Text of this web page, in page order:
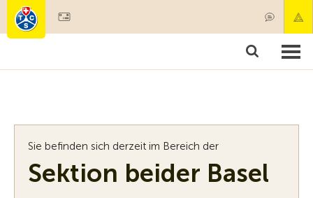
Sie befinden sich derzeit im Bereich der
Sektion beider Basel